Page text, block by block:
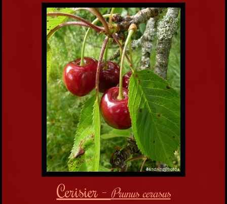
Cerisier - Prunus cerasus